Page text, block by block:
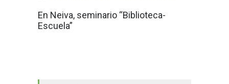
En Neiva, seminario “Biblioteca-
Escuela”